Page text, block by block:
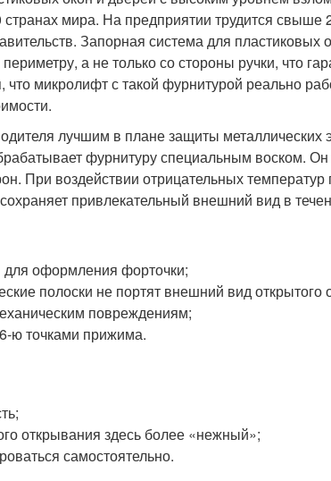
странах мира. На предприятии трудится свыше
Запорная система для пластиковых
а не только со стороны ручки, что
что микролифт с такой фурнитурой реально
лучшим в плане защиты металлических
фурнитуру специальным воском.
При воздействии отрицательных
привлекательный внешний вид в
для оформления форточки;
полоски не портят внешний вид открытого
повреждениям;
ю точками прижима.
открывания здесь более «нежный»;
самостоятельно.